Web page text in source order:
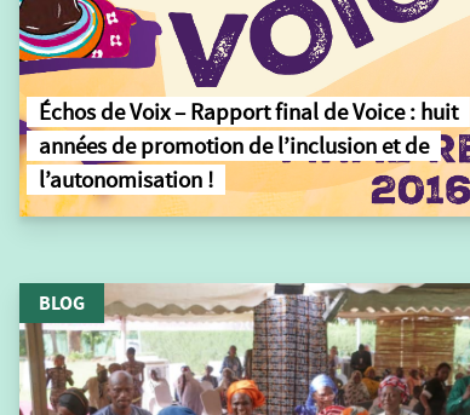
Échos de Voix – Rapport final de Voice : huit
années de promotion de l’inclusion et de
l’autonomisation !
BLOG